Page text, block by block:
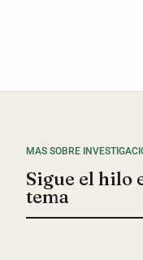
MAS SOBRE
Sigue el hilo
tema